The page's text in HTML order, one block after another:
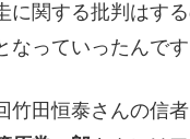
に関する批判はす
なっていったんです
竹田恒泰さんの信